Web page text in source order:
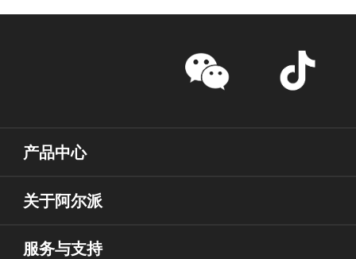
产品中心
关于阿尔派
服务与支持